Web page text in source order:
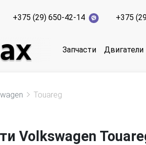
+375 (29) 650-42-14 +375
Запчасти Двигатели
Touareg
Volkswagen